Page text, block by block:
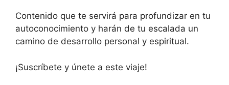
Contenido que te servirá para profundizar en tu
autoconocimiento y harán de tu escalada un
camino de desarrollo personal y espiritual.
¡Suscríbete y únete a este viaje!